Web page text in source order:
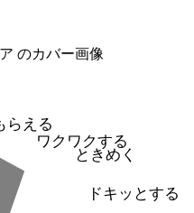
らえる
ワクワクする
ときめく
ドキッとする